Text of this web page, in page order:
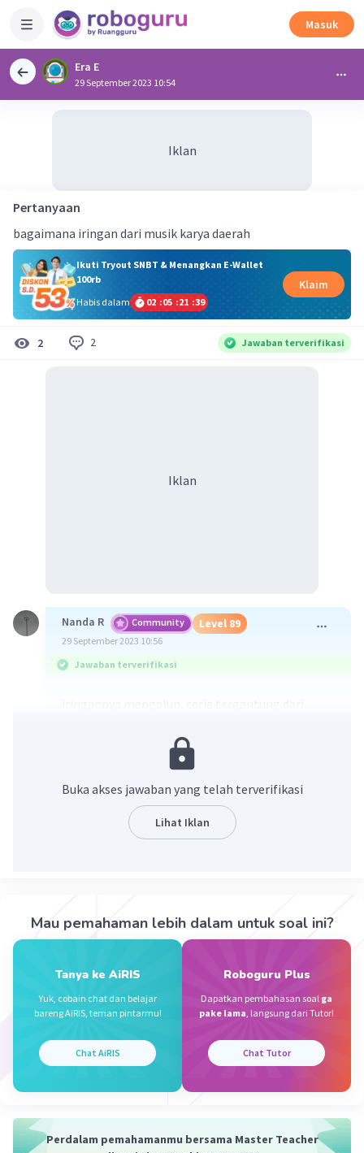
Masuk
Era E
29 September 2023 10:54
Iklan
Pertanyaan
bagaimana iringan dari musik karya daerah
Ikuti Tryout SNBT & Menangkan E-Wallet
100rb
Habis dalam
02 :05 :21 :38
Klaim
2 2 Jawaban terverifikasi
Iklan
Nanda R Community Level 89
29 September 2023 10:56
Jawaban terverifikasi
Beri Rating
Iklan
Level 60
Beri Rating·0.0 (0) Balas
Buka akses jawaban yang telah terverifikasi
Lihat Iklan
Mau pemahaman lebih dalam untuk soal ini?
Tanya ke AiRIS
Yuk, cobain chat dan belajar
bareng AiRIS, teman pintarmu!
Chat AiRIS
Roboguru Plus
Dapatkan pembahasan soal ga
pake lama, langsung dari Tutor!
Chat Tutor
Perdalam pemahamanmu bersama Master Teacher